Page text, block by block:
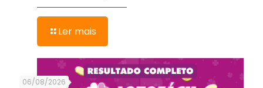
Ler mais
06/08/2026